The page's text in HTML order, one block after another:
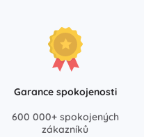
Garance spokojenosti
600 000+ spokojených
zákazníků